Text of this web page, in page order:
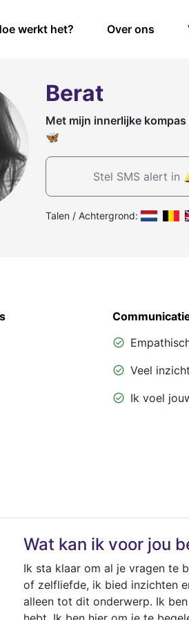
werkt het? Over ons
Berat
Met mijn innerlijke
🦋
Stel SMS alert in
Talen / Achtergrond:
Veel
Ik voel
Wat kan ik voor jou
Ik sta klaar om al je vragen te
of zelfliefde, ik bied inzichten
alleen tot dit onderwerp. Ik